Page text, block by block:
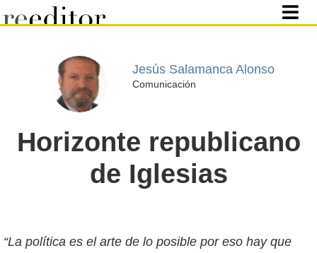
Jesús Salamanca Alonso
Comunicación
Horizonte republicano
de Iglesias
“La política es el arte de lo posible por eso hay que